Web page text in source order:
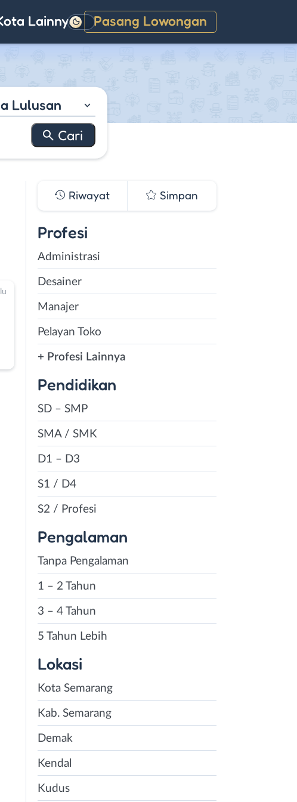
Lainnya Pasang Lowongan
Gelap
Lulusan
Riwayat Simpan
Profesi
Administrasi
Desainer
Manajer
Pelayan Toko
+ Profesi Lainnya
Pendidikan
SD – SMP
SMA / SMK
D1 – D3
S1 / D4
S2 / Profesi
Pengalaman
Tanpa Pengalaman
1 – 2 Tahun
3 – 4 Tahun
5 Tahun Lebih
Lokasi
Kota Semarang
Kab. Semarang
Demak
Kendal
Kudus